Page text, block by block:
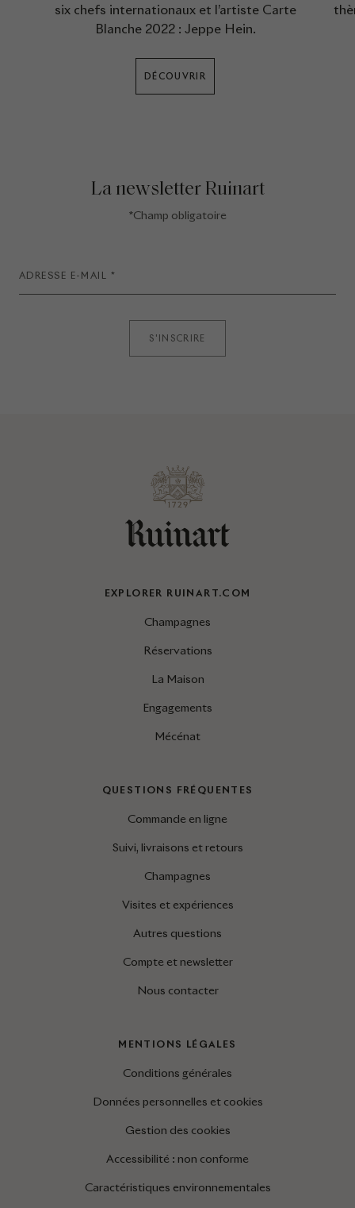
six chefs internationaux et l’artiste Carte
Blanche 2022 : Jeppe Hein.
DÉCOUVRIR
La newsletter Ruinart
*Champ obligatoire
S'INSCRIRE
EXPLORER RUINART.COM
Champagnes
Réservations
La Maison
Engagements
Mécénat
QUESTIONS FRÉQUENTES
Commande en ligne
Suivi, livraisons et retours
Champagnes
Visites et expériences
Autres questions
Compte et newsletter
Nous contacter
MENTIONS LÉGALES
Conditions générales
Données personnelles et cookies
Gestion des cookies
Accessibilité : non conforme
Caractéristiques environnementales